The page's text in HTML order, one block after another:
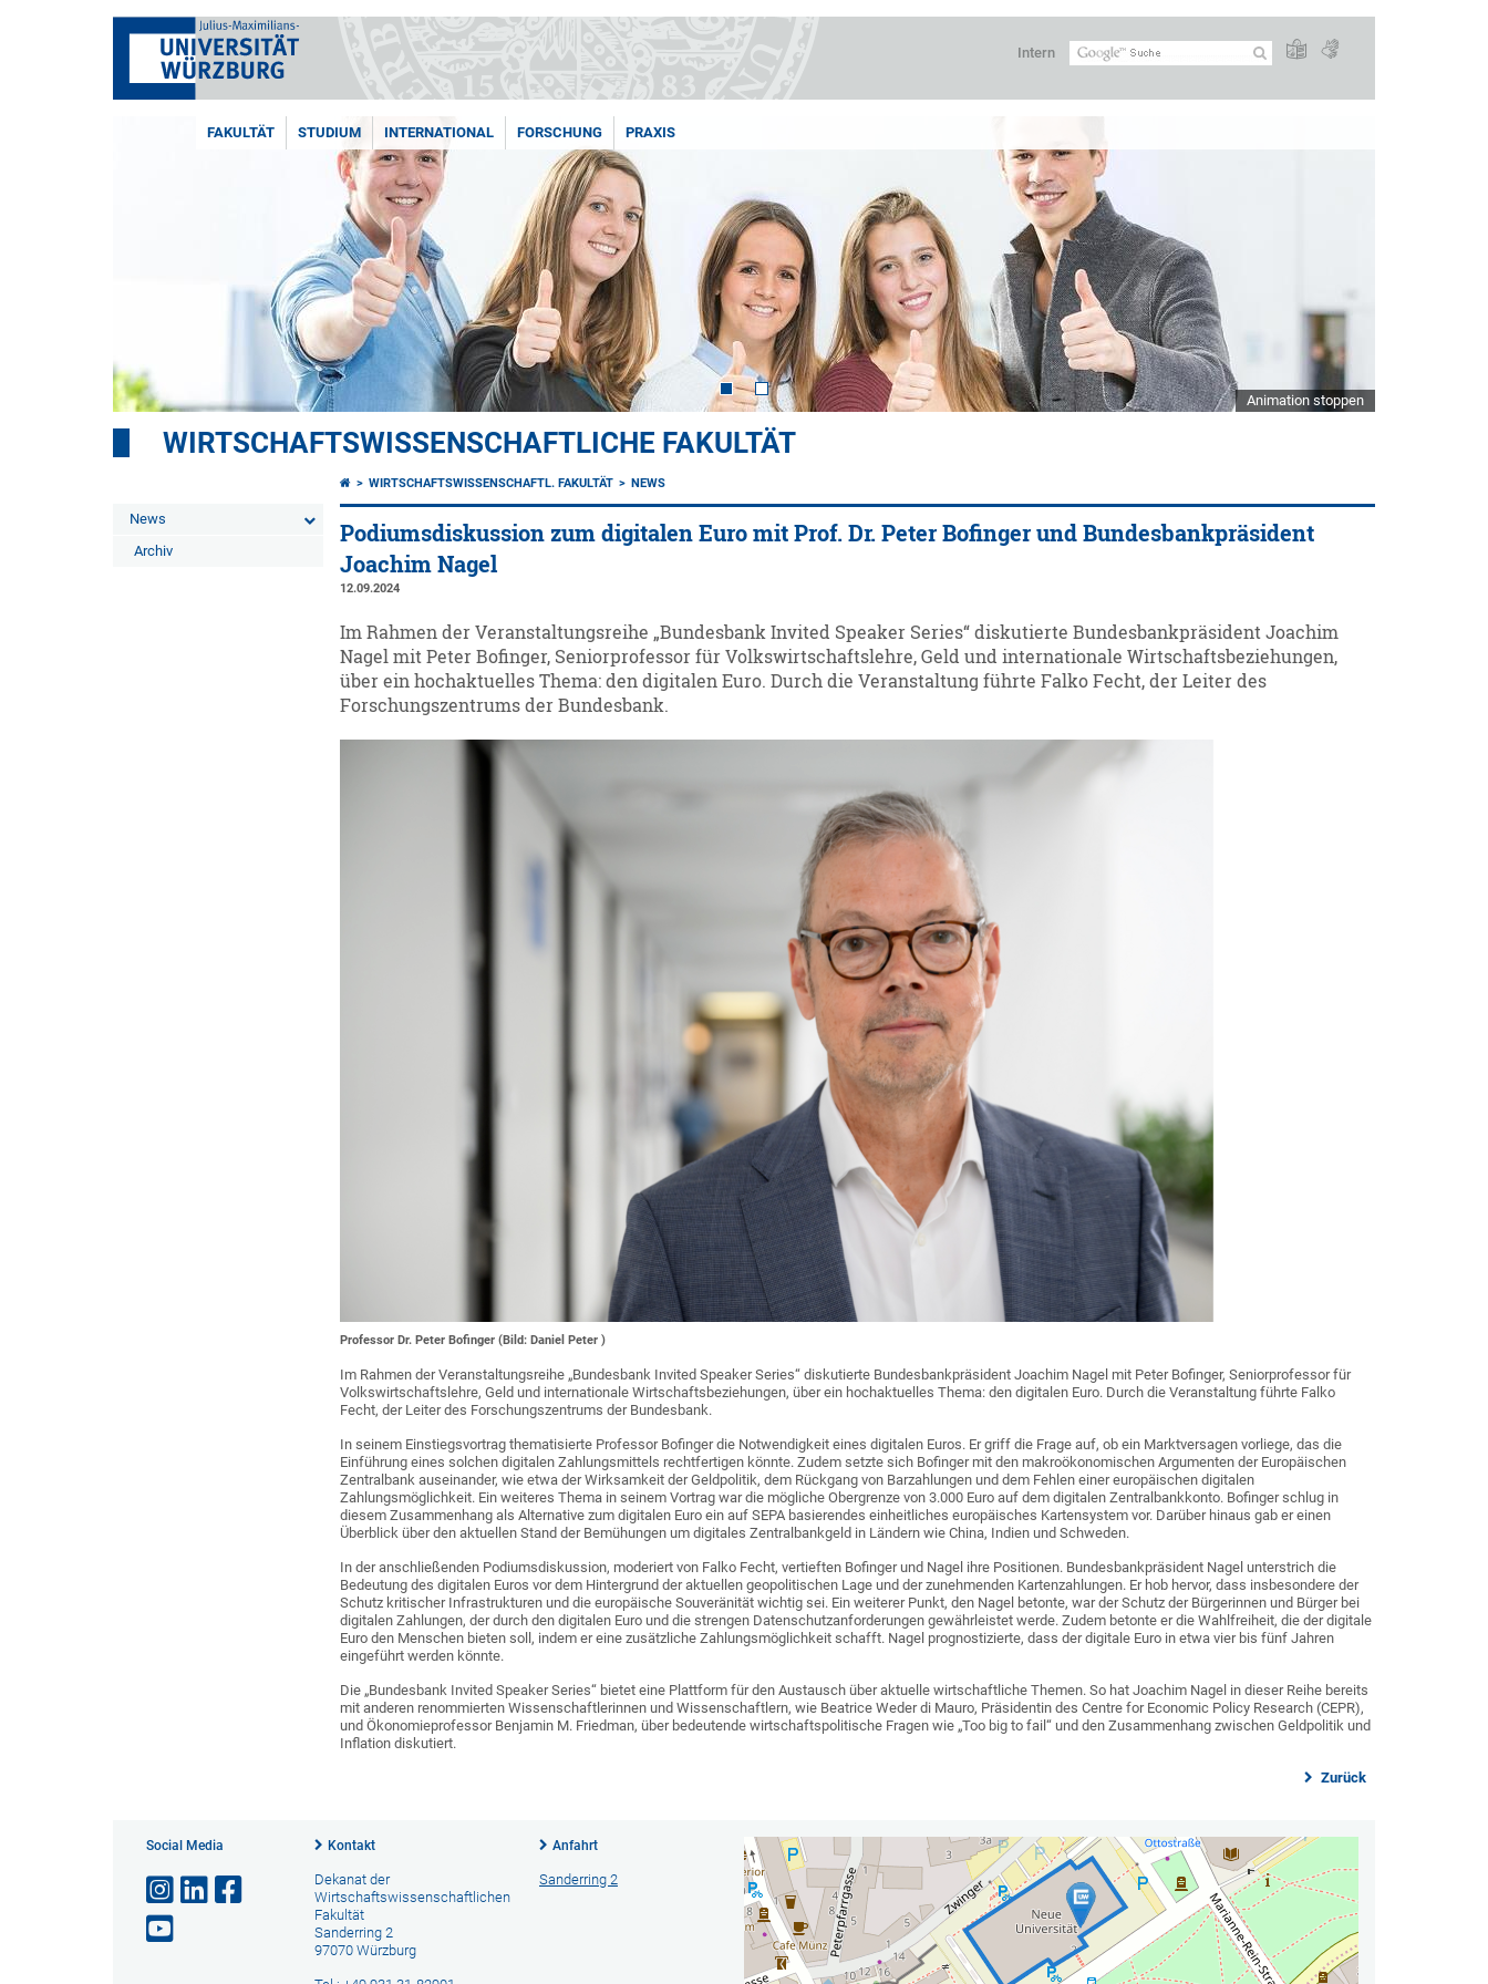
Intern
FAKULTÄT STUDIUM INTERNATIONAL FORSCHUNG PRAXIS
Animation stoppen
WIRTSCHAFTSWISSENSCHAFTLICHE FAKULTÄT
News
Archiv
WIRTSCHAFTSWISSENSCHAFTL. FAKULTÄT NEWS
Podiumsdiskussion zum digitalen Euro mit Prof. Dr. Peter Bofinger und Bundesbankpräsident
Joachim Nagel
12.09.2024
Im Rahmen der Veranstaltungsreihe „Bundesbank Invited Speaker Series“ diskutierte Bundesbankpräsident Joachim
Nagel mit Peter Bofinger, Seniorprofessor für Volkswirtschaftslehre, Geld und internationale Wirtschaftsbeziehungen,
über ein hochaktuelles Thema: den digitalen Euro. Durch die Veranstaltung führte Falko Fecht, der Leiter des
Forschungszentrums der Bundesbank.
Professor Dr. Peter Bofinger (Bild: Daniel Peter )
Im Rahmen der Veranstaltungsreihe „Bundesbank Invited Speaker Series“ diskutierte Bundesbankpräsident Joachim Nagel mit Peter Bofinger, Seniorprofessor für
Volkswirtschaftslehre, Geld und internationale Wirtschaftsbeziehungen, über ein hochaktuelles Thema: den digitalen Euro. Durch die Veranstaltung führte Falko
Fecht, der Leiter des Forschungszentrums der Bundesbank.
In seinem Einstiegsvortrag thematisierte Professor Bofinger die Notwendigkeit eines digitalen Euros. Er griff die Frage auf, ob ein Marktversagen vorliege, das die
Einführung eines solchen digitalen Zahlungsmittels rechtfertigen könnte. Zudem setzte sich Bofinger mit den makroökonomischen Argumenten der Europäischen
Zentralbank auseinander, wie etwa der Wirksamkeit der Geldpolitik, dem Rückgang von Barzahlungen und dem Fehlen einer europäischen digitalen
Zahlungsmöglichkeit. Ein weiteres Thema in seinem Vortrag war die mögliche Obergrenze von 3.000 Euro auf dem digitalen Zentralbankkonto. Bofinger schlug in
diesem Zusammenhang als Alternative zum digitalen Euro ein auf SEPA basierendes einheitliches europäisches Kartensystem vor. Darüber hinaus gab er einen
Überblick über den aktuellen Stand der Bemühungen um digitales Zentralbankgeld in Ländern wie China, Indien und Schweden.
In der anschließenden Podiumsdiskussion, moderiert von Falko Fecht, vertieften Bofinger und Nagel ihre Positionen. Bundesbankpräsident Nagel unterstrich die
Bedeutung des digitalen Euros vor dem Hintergrund der aktuellen geopolitischen Lage und der zunehmenden Kartenzahlungen. Er hob hervor, dass insbesondere der
Schutz kritischer Infrastrukturen und die europäische Souveränität wichtig sei. Ein weiterer Punkt, den Nagel betonte, war der Schutz der Bürgerinnen und Bürger bei
digitalen Zahlungen, der durch den digitalen Euro und die strengen Datenschutzanforderungen gewährleistet werde. Zudem betonte er die Wahlfreiheit, die der digitale
Euro den Menschen bieten soll, indem er eine zusätzliche Zahlungsmöglichkeit schafft. Nagel prognostizierte, dass der digitale Euro in etwa vier bis fünf Jahren
eingeführt werden könnte.
Die „Bundesbank Invited Speaker Series“ bietet eine Plattform für den Austausch über aktuelle wirtschaftliche Themen. So hat Joachim Nagel in dieser Reihe bereits
mit anderen renommierten Wissenschaftlerinnen und Wissenschaftlern, wie Beatrice Weder di Mauro, Präsidentin des Centre for Economic Policy Research (CEPR),
und Ökonomieprofessor Benjamin M. Friedman, über bedeutende wirtschaftspolitische Fragen wie „Too big to fail“ und den Zusammenhang zwischen Geldpolitik und
Inflation diskutiert.
Zurück
Social Media Kontakt
Dekanat der
Wirtschaftswissenschaftlichen
Fakultät
Sanderring 2
97070 Würzburg
Anfahrt
Sanderring 2